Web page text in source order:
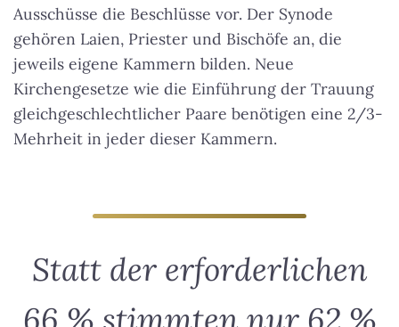
Ausschüsse die Beschlüsse vor. Der Synode
gehören Laien, Priester und Bischöfe an, die
jeweils eigene Kammern bilden. Neue
Kirchengesetze wie die Einführung der Trauung
gleichgeschlechtlicher Paare benötigen eine 2/3-
Mehrheit in jeder dieser Kammern.
Statt der erforderlichen
66 % stimmten nur 62 %